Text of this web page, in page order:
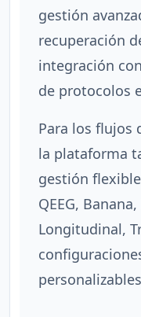
gestión
recuperación
integración
de protocolos
Para los flujos
la plataforma
gestión
QEEG,
Longitudinal,